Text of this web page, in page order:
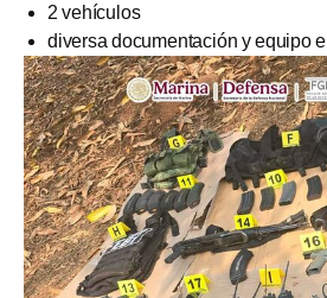
2 vehículos
diversa documentación y equipo